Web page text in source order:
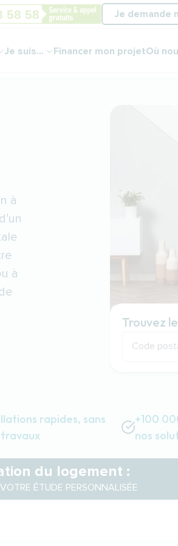
Je demande
Je suis... Financer mon projetOù
à
à
Trouvez
Code
rapides, sans
+100
nos
du logement :
ÉTUDE PERSONNALISÉE